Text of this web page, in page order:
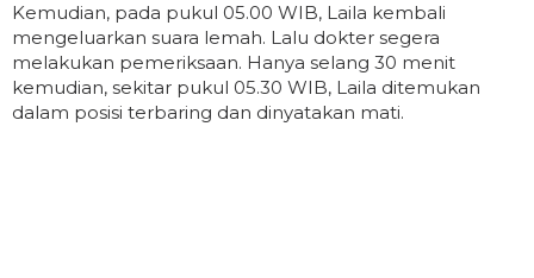
Kemudian, pada pukul 05.00 WIB, Laila kembali
mengeluarkan suara lemah. Lalu dokter segera
melakukan pemeriksaan. Hanya selang 30 menit
kemudian, sekitar pukul 05.30 WIB, Laila ditemukan
dalam posisi terbaring dan dinyatakan mati.